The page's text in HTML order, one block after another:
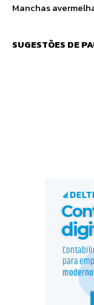
Manchas
SUGESTÕES DE